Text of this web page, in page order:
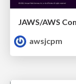
awsjcpm